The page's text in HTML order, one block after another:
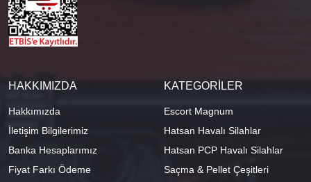
HAKKIMIZDA
Hakkımızda
İletişim Bilgilerimiz
Banka Hesaplarımız
Fiyat Farkı Ödeme
KATEGORİLER
Escort Magnum
Hatsan Havalı Silahlar
Hatsan PCP Havalı Silahlar
Saçma & Pellet Çeşitleri